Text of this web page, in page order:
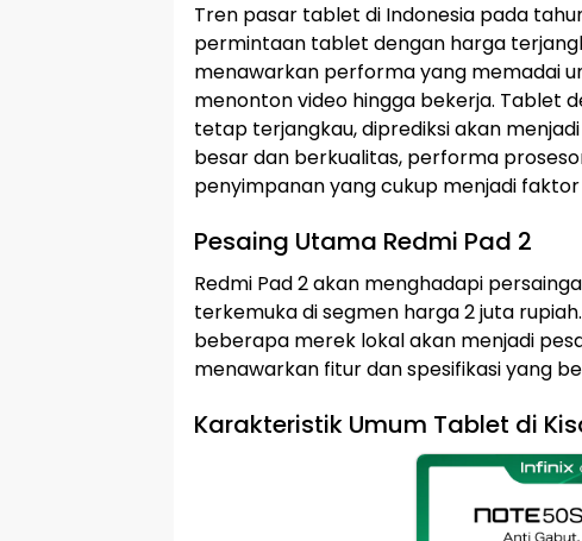
Tren pasar tablet di Indonesia pada
permintaan tablet dengan harga
menawarkan performa yang memadai
menonton video hingga bekerja. Tablet
tetap terjangkau, diprediksi akan
besar dan berkualitas, performa
penyimpanan yang cukup menjadi
Pesaing Utama Redmi Pad 2
Redmi Pad 2 akan menghadapi
terkemuka di segmen harga 2 juta
beberapa merek lokal akan menjadi
menawarkan fitur dan spesifikasi yang
Karakteristik Umum Tablet di